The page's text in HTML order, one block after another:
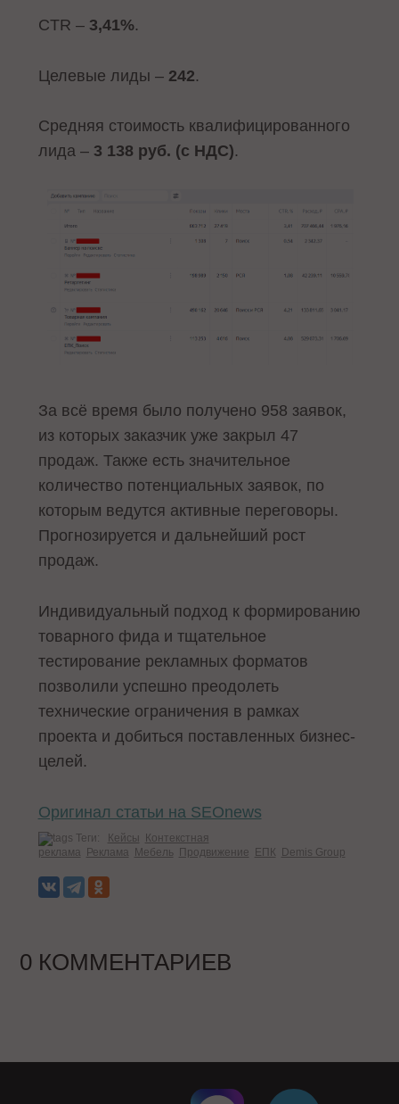
CTR – 3,41%.
Целевые лиды – 242.
Средняя стоимость квалифицированного
лида – 3 138 руб. (с НДС).
За всё время было получено 958 заявок,
из которых заказчик уже закрыл 47
продаж. Также есть значительное
количество потенциальных заявок, по
которым ведутся активные переговоры.
Прогнозируется и дальнейший рост
продаж.
Индивидуальный подход к формированию
товарного фида и тщательное
тестирование рекламных форматов
позволили успешно преодолеть
технические ограничения в рамках
проекта и добиться поставленных бизнес-
целей.
Оригинал статьи на SEOnews
Теги: Кейсы
Контекстная
реклама
Реклама Мебель Продвижение ЕПК Demis Group
0 КОММЕНТАРИЕВ